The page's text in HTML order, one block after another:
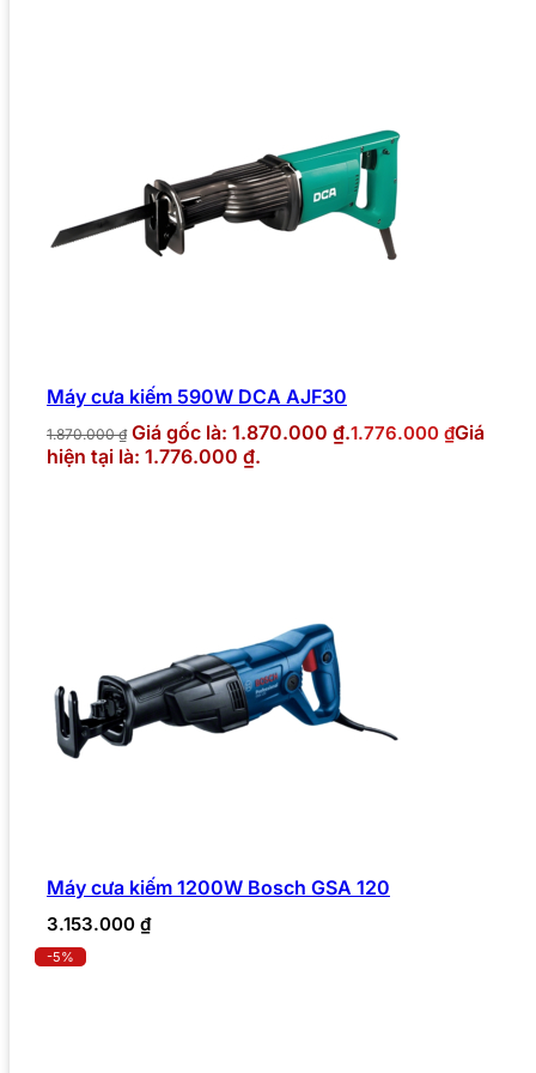
Máy cưa kiếm 590W DCA AJF30
1.870.000₫ Giá gốc là: 1.870.000 ₫.1.776.000 ₫Giá
hiện tại là: 1.776.000 ₫.
Máy cưa kiếm 1200W Bosch GSA 120
3.153.000 ₫
-5%